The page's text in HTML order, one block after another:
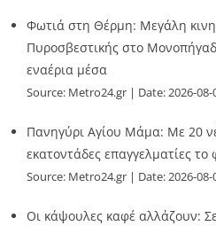
Φωτιά στη Θέρμη: Μεγάλη
Πυροσβεστικής στο
εναέρια μέσα
Source: Metro24.gr Date: 2026-08-
Πανηγύρι Αγίου Μάμα: Με 20
εκατοντάδες επαγγελματίες το
Source: Metro24.gr Date: 2026-08-
Οι κάψουλες καφέ αλλάζουν: